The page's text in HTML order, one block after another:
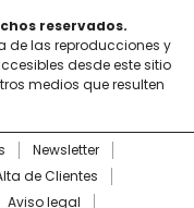
reservados.
de las reproducciones y
desde este sitio
medios que resulten
Newsletter
de Clientes
Aviso legal